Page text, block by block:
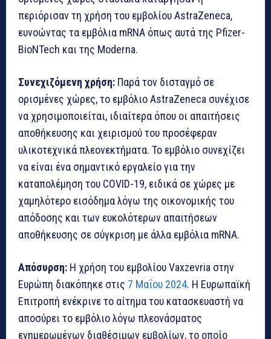
περιόρισαν τη χρήση του εμβολίου AstraZeneca,
ευνοώντας τα εμβόλια mRNA όπως αυτά της Pfizer-
BioNTech και της Moderna.
Συνεχιζόμενη χρήση: Παρά τον δισταγμό σε
ορισμένες χώρες, το εμβόλιο AstraZeneca συνέχισε
να χρησιμοποιείται, ιδιαίτερα όπου οι απαιτήσεις
αποθήκευσης και χειρισμού του προσέφεραν
υλικοτεχνικά πλεονεκτήματα. Το εμβόλιο συνεχίζει
να είναι ένα σημαντικό εργαλείο για την
καταπολέμηση του COVID-19, ειδικά σε χώρες με
χαμηλότερο εισόδημα λόγω της οικονομικής του
απόδοσης και των ευκολότερων απαιτήσεων
αποθήκευσης σε σύγκριση με άλλα εμβόλια mRNA.
Απόσυρση: Η χρήση του εμβολίου Vaxzevria στην
Ευρώπη διακόπηκε στις 7 Μαΐου 2024. Η Ευρωπαϊκή
Επιτροπή ενέκρινε το αίτημα του κατασκευαστή να
αποσύρει το εμβόλιο λόγω πλεονάσματος
ενημερωμένων διαθέσιμων εμβολίων, το οποίο